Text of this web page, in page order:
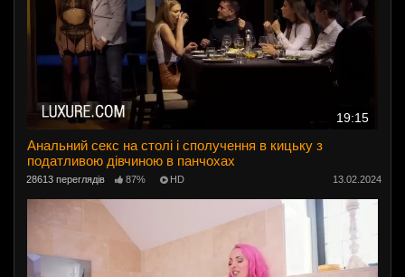
19:15
Анальний секс на столі і сполучення в кицьку з
податливою дівчиною в панчохах
28613 переглядів 87% HD 13.02.2024